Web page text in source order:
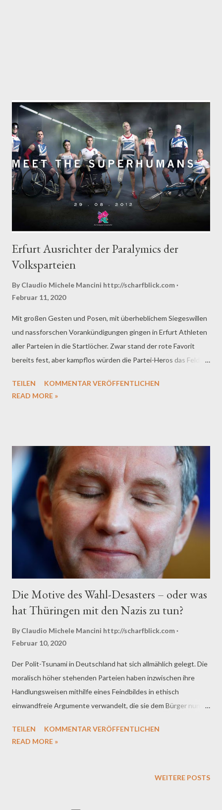
Erfurt Ausrichter der Paralymics der
Volksparteien
By Claudio Michele Mancini http://scharfblick.com
Februar 11, 2020
Mit großen Gesten und Posen, mit überheblichem Siegeswillen
und nassforschen Vorankündigungen gingen in Erfurt Athleten
aller Parteien in die Startlöcher. Zwar stand der rote Favorit
bereits fest, aber kampflos würden die Partei-Heros das Feld
Gehbehinderte und kognitiv Benachteiligte stürzten sich in den
erschienen, rechneten sich Chancen für einen der vorderen
Plätze aus. Während die Sehbehinderten mit den schwarzen
Armbinden beim Hindernislauf im Zick-Zack-Kurs über die
Aschebahn irrten, verpassten die Roten wegen ihres
Hörschadens den Startschuss. Immerhin, wenigstens die grüne
Truppe konnten trotz ihres verminderten Denkhorizont einige
Vorschusslorbeeren einheimsen. In euphorisierter St...
TEILEN
KOMMENTAR VERÖFFENTLICHEN
READ MORE »
Die Motive des Wahl-Desasters – oder was
hat Thüringen mit den Nazis zu tun?
By Claudio Michele Mancini http://scharfblick.com
Februar 10, 2020
Der Polit-Tsunami in Deutschland hat sich allmählich gelegt. Die
moralisch höher stehenden Parteien haben inzwischen ihre
Handlungsweisen mithilfe eines Feindbildes in ethisch
einwandfreie Argumente verwandelt, die sie dem Bürger nun in
er sie glauben möge. Allerdings ist noch nicht klar, wer das
Formulierungsarbeit in den Parteizentralen, bis eine optimale
TEILEN
KOMMENTAR VERÖFFENTLICHEN
READ MORE »
WEITERE POSTS